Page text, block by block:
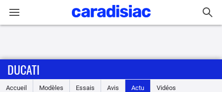
Accueil
DUCATI
Accueil Modèles Essais Avis Actu Vidéos